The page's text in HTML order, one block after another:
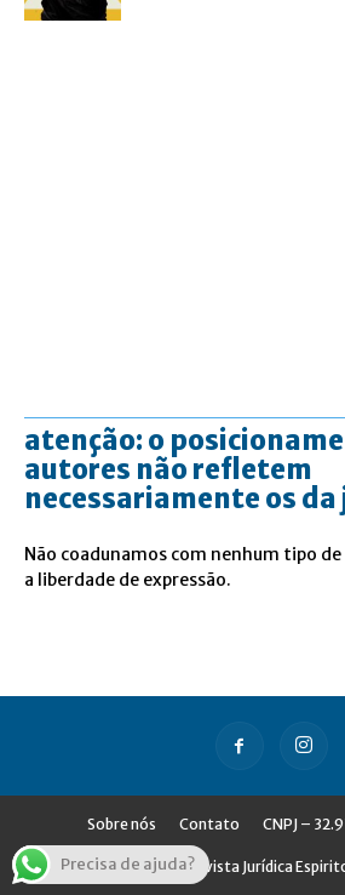
atenção: o
autores não refletem
necessariamente os da
Não coadunamos com nenhum tipo
a liberdade de expressão.
Sobre nós Contato CNPJ –
© Jures - Revista Jurídica
Precisa de ajuda?